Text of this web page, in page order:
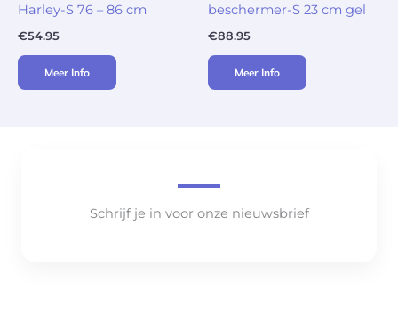
Harley-S 76 – 86 cm
€54.95
Meer Info
beschermer-S 23 cm gel
€88.95
Meer Info
Schrijf je in voor onze nieuwsbrief